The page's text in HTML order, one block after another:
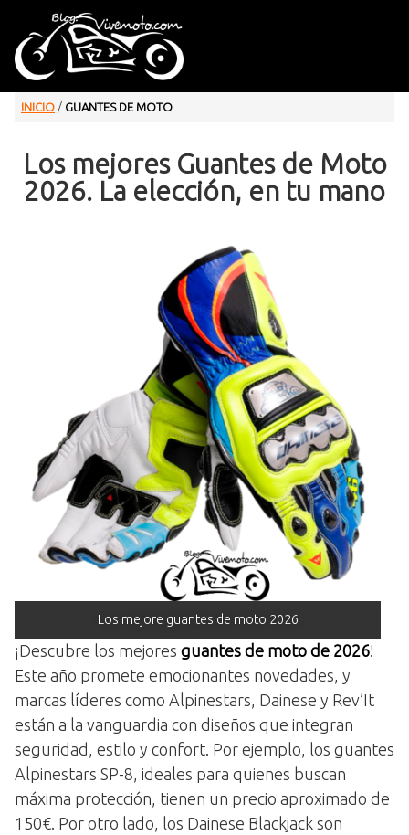
INICIO / GUANTES DE MOTO
Los mejores Guantes de Moto
2026. La elección, en tu mano
Los mejore guantes de moto 2026
¡Descubre los mejores guantes de moto de 2026!
Este año promete emocionantes novedades, y
marcas líderes como Alpinestars, Dainese y Rev’It
están a la vanguardia con diseños que integran
seguridad, estilo y confort. Por ejemplo, los guantes
Alpinestars SP-8, ideales para quienes buscan
máxima protección, tienen un precio aproximado de
150€. Por otro lado, los Dainese Blackjack son